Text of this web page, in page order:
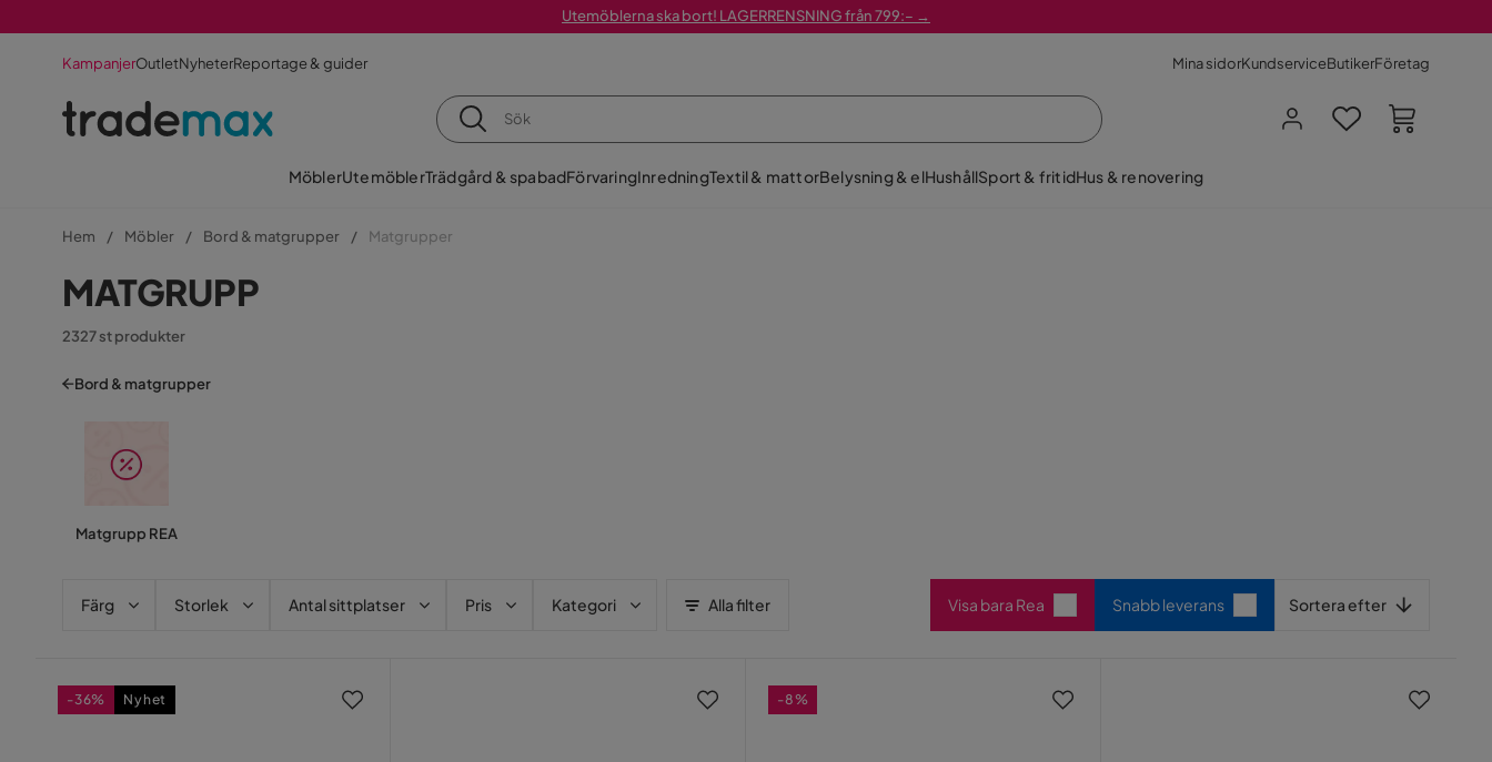
Utemöblerna ska bort! LAGERRENSNING från 799:– →
KampanjerOutletNyheterReportage & guider Mina sidorKundserviceButikerFöretag
MöblerUtemöblerTrädgård & spabadFörvaringInredningTextil & mattorBelysning & elHushållSport & fritidHus & renovering
Hem Möbler Bord & matgrupper Matgrupper
MATGRUPP
2327 st produkter
Bord & matgrupper
Matgrupp REA
Färg Storlek Antal sittplatser Pris Kategori Alla filter Visa bara Rea Snabb leverans Sortera efter
-36% Nyhet -8%